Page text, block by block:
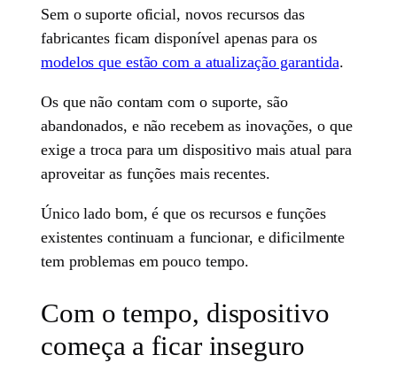
Sem o suporte oficial, novos recursos das
fabricantes ficam disponível apenas para os
modelos que estão com a atualização garantida.
Os que não contam com o suporte, são
abandonados, e não recebem as inovações, o que
exige a troca para um dispositivo mais atual para
aproveitar as funções mais recentes.
Único lado bom, é que os recursos e funções
existentes continuam a funcionar, e dificilmente
tem problemas em pouco tempo.
Com o tempo, dispositivo
começa a ficar inseguro